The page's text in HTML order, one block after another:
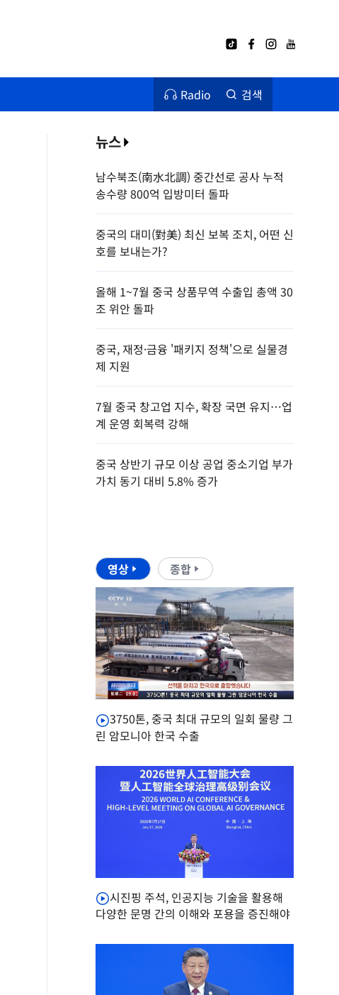
Radio 검색
뉴스
남수북조(南水北調) 중간선로 공사 누적
송수량 800억 입방미터 돌파
중국의 대미(對美) 최신 보복 조치, 어떤 신
호를 보내는가?
올해 1~7월 중국 상품무역 수출입 총액 30
조 위안 돌파
중국, 재정·금융 '패키지 정책'으로 실물경
제 지원
7월 중국 창고업 지수, 확장 국면 유지…업
계 운영 회복력 강해
중국 상반기 규모 이상 공업 중소기업 부가
가치 동기 대비 5.8% 증가
영상 종합
3750톤, 중국 최대 규모의 일회 물량 그
린 암모니아 한국 수출
시진핑 주석, 인공지능 기술을 활용해
다양한 문명 간의 이해와 포용을 증진해야